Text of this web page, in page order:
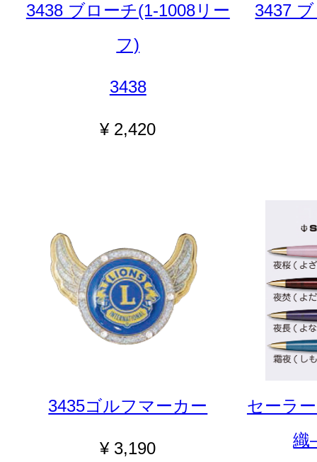
3438 ブローチ(1-1008リー
フ)
3438
¥ 2,420
3437
3435ゴルフマーカー
¥ 3,190
セーラ
織